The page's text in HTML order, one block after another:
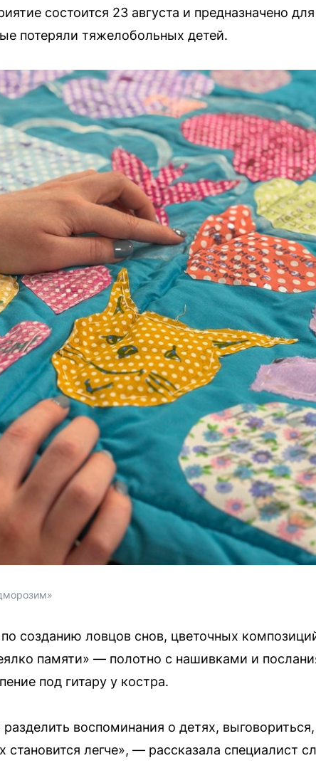
состоится 23 августа и предназначено
потеряли тяжелобольных детей.
созданию ловцов снов, цветочных
памяти» — полотно с нашивками и
под гитару у костра.
воспоминания о детях,
становится легче», — рассказала специалист